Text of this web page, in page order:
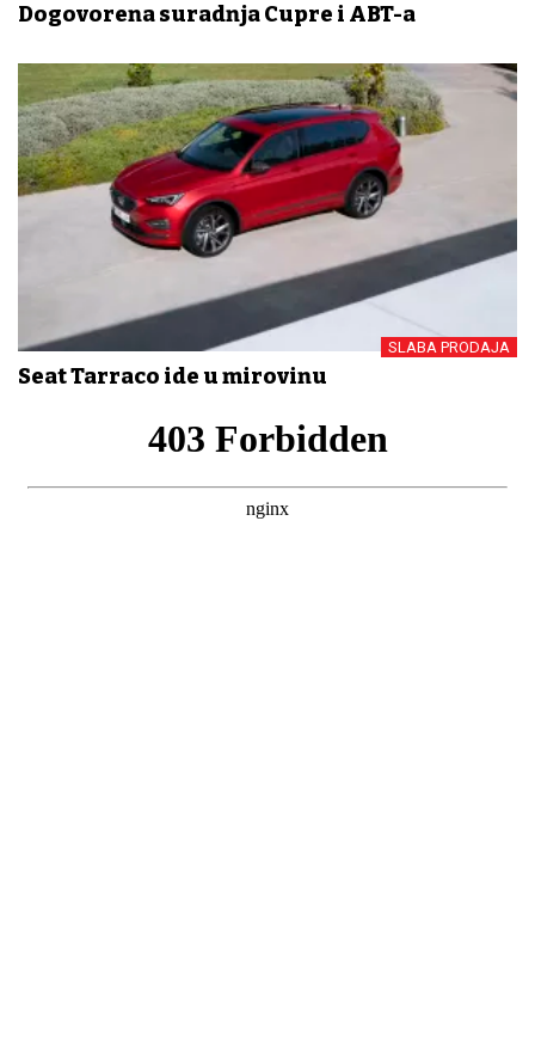
Dogovorena suradnja Cupre i ABT-a
SLABA PRODAJA
Seat Tarraco ide u mirovinu